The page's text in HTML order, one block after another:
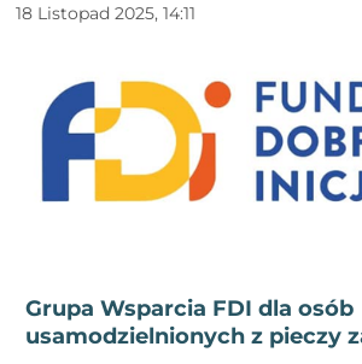
18 Listopad 2025, 14:11
Grupa Wsparcia FDI dla osób
usamodzielnionych z pieczy